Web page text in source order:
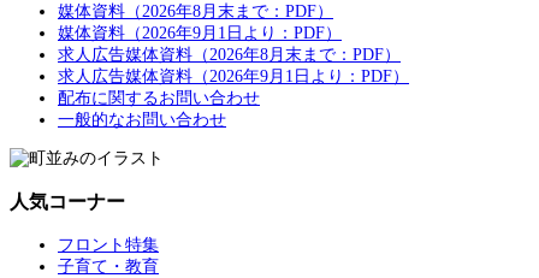
媒体資料（2026年8月末まで：PDF）
媒体資料（2026年9月1日より：PDF）
求人広告媒体資料（2026年8月末まで：PDF）
求人広告媒体資料（2026年9月1日より：PDF）
配布に関するお問い合わせ
一般的なお問い合わせ
人気コーナー
フロント特集
子育て・教育